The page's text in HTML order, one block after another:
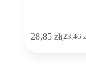
28,85 zł(23,46